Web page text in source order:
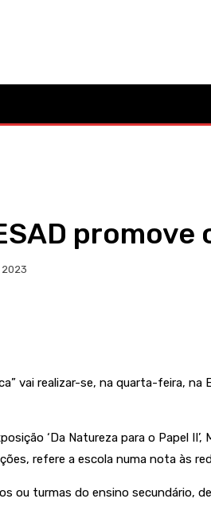
2023
vai realizar-se, na quarta-feira, na
‘Da Natureza para o Papel
refere a escola numa nota às
ou turmas do ensino secundário,